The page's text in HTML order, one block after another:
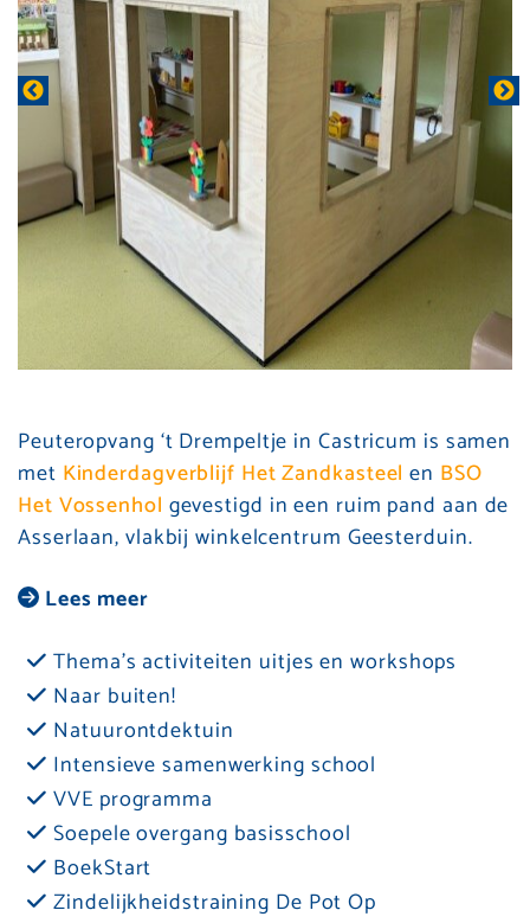
Peuteropvang ‘t Drempeltje in Castricum is samen
met Kinderdagverblijf Het Zandkasteel en BSO
Het Vossenhol gevestigd in een ruim pand aan de
Asserlaan, vlakbij winkelcentrum Geesterduin.
Lees meer
Thema’s activiteiten uitjes en workshops
Naar buiten!
Natuurontdektuin
Intensieve samenwerking school
VVE programma
Soepele overgang basisschool
BoekStart
Zindelijkheidstraining De Pot Op